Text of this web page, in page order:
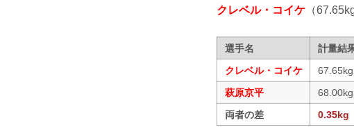
クレベル・コイケ （
選手名 計量結
クレベル・コイケ
67.65kg
萩原京平
68.00kg
両者の差
0.35kg